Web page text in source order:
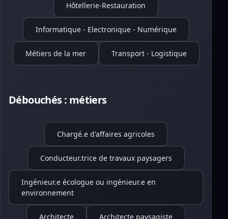
Hôtellerie-Restauration
Informatique - Electronique - Numérique
Métiers de la mer Transport - Logistique
Débouchés : métiers
Chargé.e d'affaires agricoles
Conducteur.trice de travaux paysagers
Ingénieur.e écologue ou ingénieur.e en
environnement
Architecte Architecte paysagiste